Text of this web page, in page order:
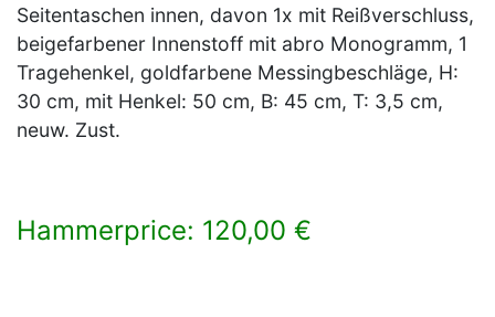
Seitentaschen innen, davon 1x mit Reißverschluss,
beigefarbener Innenstoff mit abro Monogramm, 1
Tragehenkel, goldfarbene Messingbeschläge, H:
30 cm, mit Henkel: 50 cm, B: 45 cm, T: 3,5 cm,
neuw. Zust.
Hammerprice: 120,00 €